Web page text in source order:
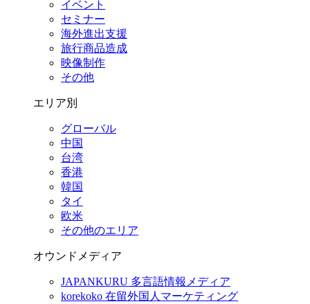
イベント
セミナー
海外進出支援
旅行商品造成
映像制作
その他
エリア別
グローバル
中国
台湾
香港
韓国
タイ
欧米
その他のエリア
オウンドメディア
JAPANKURU 多言語情報メディア
korekoko 在留外国人マーケティング